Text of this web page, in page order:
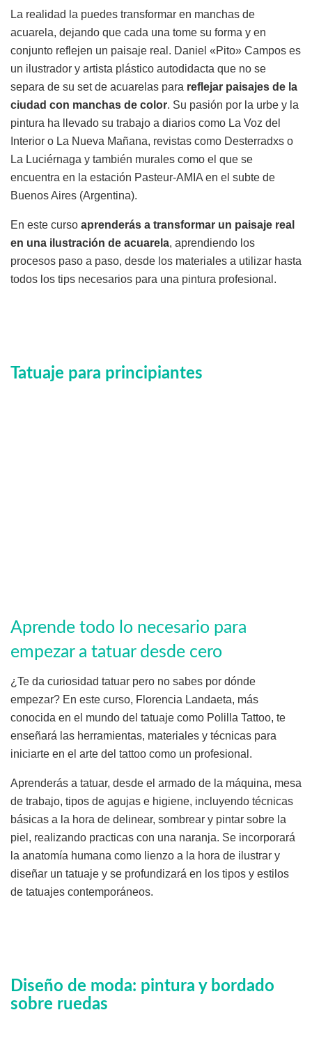
La realidad la puedes transformar en manchas de
acuarela, dejando que cada una tome su forma y en
conjunto reflejen un paisaje real. Daniel «Pito» Campos es
un ilustrador y artista plástico autodidacta que no se
separa de su set de acuarelas para reflejar paisajes de la
ciudad con manchas de color. Su pasión por la urbe y la
pintura ha llevado su trabajo a diarios como La Voz del
Interior o La Nueva Mañana, revistas como Desterradxs o
La Luciérnaga y también murales como el que se
encuentra en la estación Pasteur-AMIA en el subte de
Buenos Aires (Argentina).
En este curso aprenderás a transformar un paisaje real
en una ilustración de acuarela, aprendiendo los
procesos paso a paso, desde los materiales a utilizar hasta
todos los tips necesarios para una pintura profesional.
Tatuaje para principiantes
Aprende todo lo necesario para
empezar a tatuar desde cero
¿Te da curiosidad tatuar pero no sabes por dónde
empezar? En este curso, Florencia Landaeta, más
conocida en el mundo del tatuaje como Polilla Tattoo, te
enseñará las herramientas, materiales y técnicas para
iniciarte en el arte del tattoo como un profesional.
Aprenderás a tatuar, desde el armado de la máquina, mesa
de trabajo, tipos de agujas e higiene, incluyendo técnicas
básicas a la hora de delinear, sombrear y pintar sobre la
piel, realizando practicas con una naranja. Se incorporará
la anatomía humana como lienzo a la hora de ilustrar y
diseñar un tatuaje y se profundizará en los tipos y estilos
de tatuajes contemporáneos.
Diseño de moda: pintura y bordado
sobre ruedas